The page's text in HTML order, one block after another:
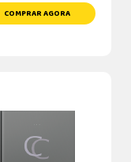
COMPRAR AGORA